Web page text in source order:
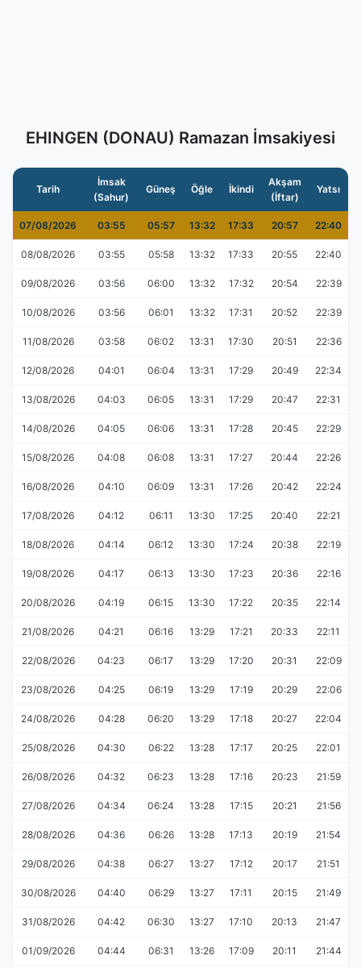
EHINGEN (DONAU) Ramazan İmsakiyesi
Tarih
İmsak
(Sahur)
Güneş Öğle İkindi
Akşam
(İftar)
Yatsı
07/08/2026 03:55 05:57 13:32 17:33 20:57 22:40
08/08/2026 03:55 05:58 13:32 17:33 20:55 22:40
09/08/2026 03:56 06:00 13:32 17:32 20:54 22:39
10/08/2026 03:56 06:01 13:32 17:31 20:52 22:39
11/08/2026 03:58 06:02 13:31 17:30 20:51 22:36
12/08/2026 04:01 06:04 13:31 17:29 20:49 22:34
13/08/2026 04:03 06:05 13:31 17:29 20:47 22:31
14/08/2026 04:05 06:06 13:31 17:28 20:45 22:29
15/08/2026 04:08 06:08 13:31 17:27 20:44 22:26
16/08/2026 04:10 06:09 13:31 17:26 20:42 22:24
17/08/2026 04:12 06:11 13:30 17:25 20:40 22:21
18/08/2026 04:14 06:12 13:30 17:24 20:38 22:19
19/08/2026 04:17 06:13 13:30 17:23 20:36 22:16
20/08/2026 04:19 06:15 13:30 17:22 20:35 22:14
21/08/2026 04:21 06:16 13:29 17:21 20:33 22:11
22/08/2026 04:23 06:17 13:29 17:20 20:31 22:09
23/08/2026 04:25 06:19 13:29 17:19 20:29 22:06
24/08/2026 04:28 06:20 13:29 17:18 20:27 22:04
25/08/2026 04:30 06:22 13:28 17:17 20:25 22:01
26/08/2026 04:32 06:23 13:28 17:16 20:23 21:59
27/08/2026 04:34 06:24 13:28 17:15 20:21 21:56
28/08/2026 04:36 06:26 13:28 17:13 20:19 21:54
29/08/2026 04:38 06:27 13:27 17:12 20:17 21:51
30/08/2026 04:40 06:29 13:27 17:11 20:15 21:49
31/08/2026 04:42 06:30 13:27 17:10 20:13 21:47
01/09/2026 04:44 06:31 13:26 17:09 20:11 21:44